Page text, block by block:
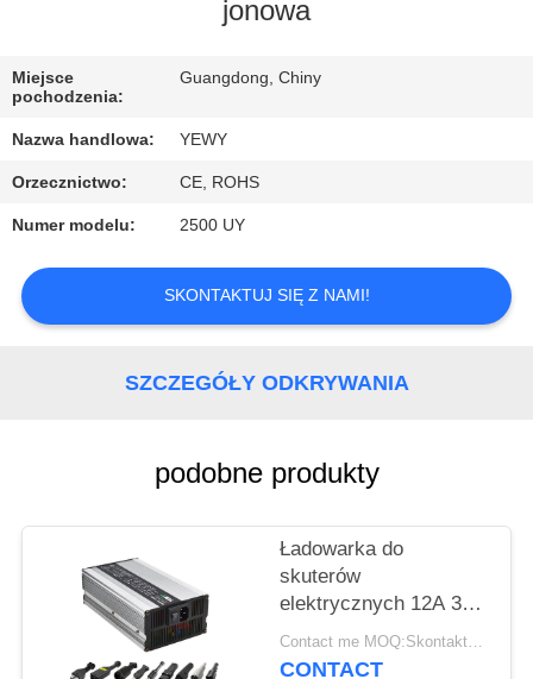
KONTROLA
JAKOŚCI
SKONTAKTUJ
SIĘ
NAMI
AKTUALNOŚCI
SITEMAP
PRIVACY
POLICY
jonowa
Miejsce
pochodzenia:
Guangdong, Chiny
Nazwa handlowa: YEWY
Orzecznictwo: CE, ROHS
Numer modelu: 2500 UY
SKONTAKTUJ SIĘ Z NAMI!
SZCZEGÓŁY ODKRYWANIA
podobne produkty
Ładowarka do
skuterów
elektrycznych 12A 36V
Przyjazna dla
środowiska
Contact me MOQ:Skontaktuj się ze mną
CONTACT